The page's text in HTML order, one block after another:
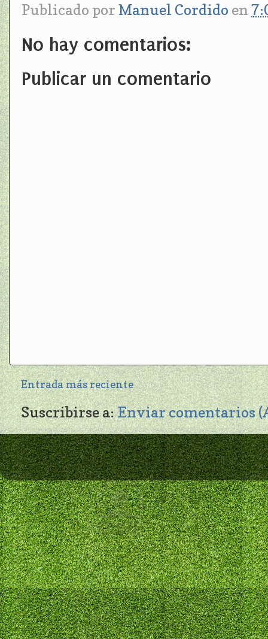
Publicado por Manuel Cordido en
No hay comentarios:
Publicar un comentario
Entrada más reciente
Suscribirse a:Enviar comentarios